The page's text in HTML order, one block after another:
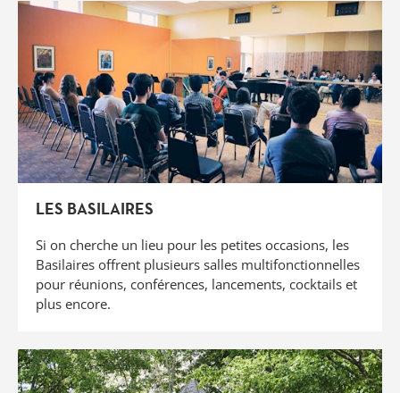
LES BASILAIRES
Si on cherche un lieu pour les petites occasions, les
Basilaires offrent plusieurs salles multifonctionnelles
pour réunions, conférences, lancements, cocktails et
plus encore.